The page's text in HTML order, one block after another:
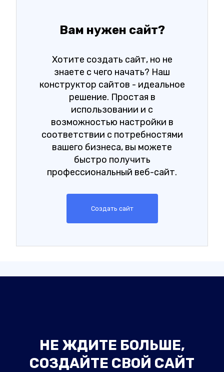
Вам нужен сайт?
Хотите создать сайт, но не
знаете с чего начать? Наш
конструктор сайтов - идеальное
решение. Простая в
использовании и с
возможностью настройки в
соответствии с потребностями
вашего бизнеса, вы можете
быстро получить
профессиональный веб-сайт.
Создать сайт
НЕ ЖДИТЕ БОЛЬШЕ,
СОЗДАЙТЕ СВОЙ САЙТ